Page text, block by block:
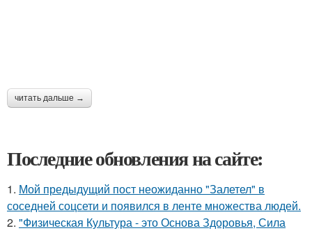
читать дальше →
Последние обновления на сайте:
1. Мой предыдущий пост неожиданно "Залетел" в
соседней соцсети и появился в ленте множества людей.
2. "Физическая Культура - это Основа Здоровья, Сила